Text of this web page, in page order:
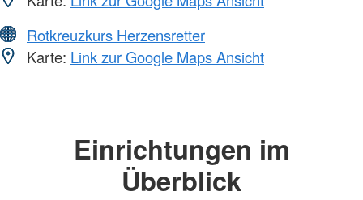
Rotkreuzkurs Herzensretter
Karte: Link zur Google Maps Ansicht
Einrichtungen im
Überblick